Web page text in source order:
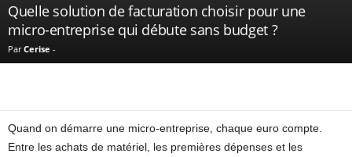
Quelle solution de facturation choisir pour une
micro-entreprise qui débute sans budget ?
Par Cerise -
Quand on démarre une micro-entreprise, chaque euro compte.
Entre les achats de matériel, les premières dépenses et les